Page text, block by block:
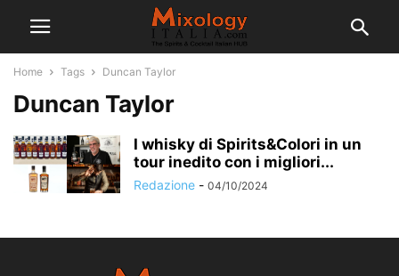
Home Tags Duncan Taylor
Duncan Taylor
I whisky di Spirits&Colori in un
tour inedito con i migliori...
Redazione - 04/10/2024